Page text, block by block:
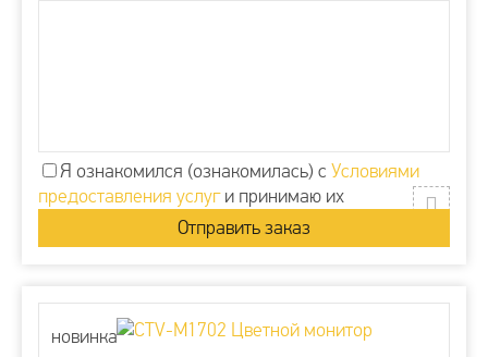
Я ознакомился (ознакомилась) с Условиями
предоставления услуги принимаю их
новинка